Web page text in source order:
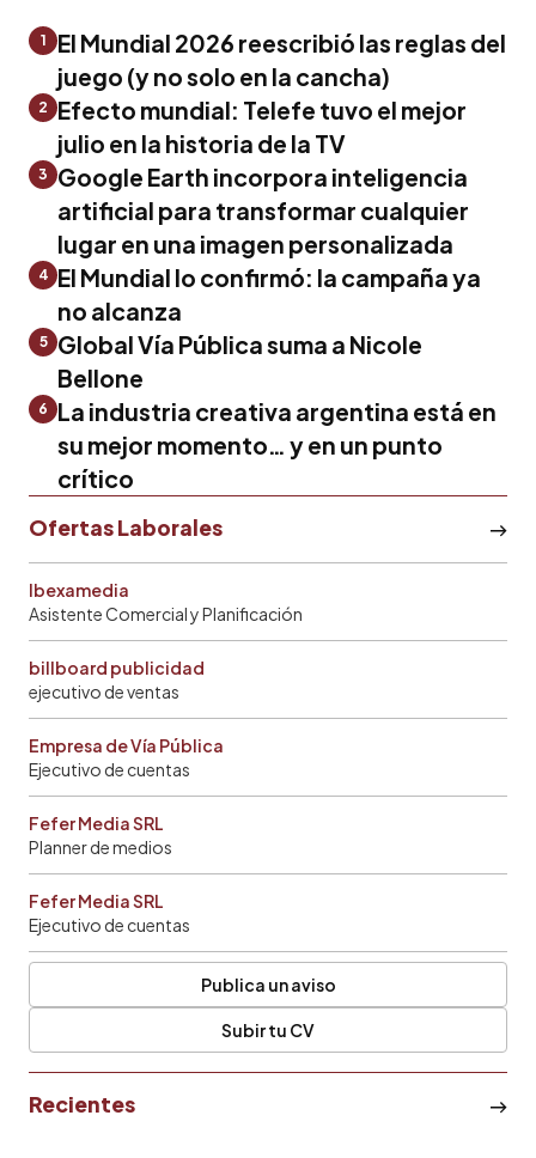
1
El Mundial 2026 reescribió las reglas del
juego (y no solo en la cancha)
2
Efecto mundial: Telefe tuvo el mejor
julio en la historia de la TV
3
Google Earth incorpora inteligencia
artificial para transformar cualquier
lugar en una imagen personalizada
4 El Mundial lo confirmó: la campaña ya
no alcanza
5
Global Vía Pública suma a Nicole
Bellone
6
La industria creativa argentina está en
su mejor momento… y en un punto
crítico
Ofertas Laborales
Ibexamedia
Asistente Comercial y Planificación
billboard publicidad
ejecutivo de ventas
Empresa de Vía Pública
Ejecutivo de cuentas
Fefer Media SRL
Planner de medios
Fefer Media SRL
Ejecutivo de cuentas
Publica un aviso
Subir tu CV
Recientes